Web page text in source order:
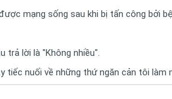
mạng sống sau khi bị tấn công bởi
trả lời là "Không nhiều".
nuối về những thứ ngăn cản tôi làm